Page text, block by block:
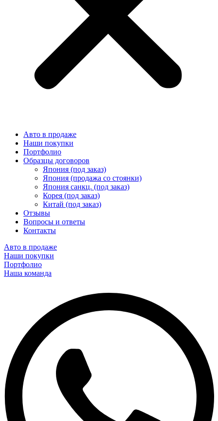
Авто в продаже
Наши покупки
Портфолио
Образцы договоров
Япония (под заказ)
Япония (продажа со стоянки)
Япония санкц. (под заказ)
Корея (под заказ)
Китай (под заказ)
Отзывы
Вопросы и ответы
Контакты
Авто в продаже
Наши покупки
Портфолио
Наша команда